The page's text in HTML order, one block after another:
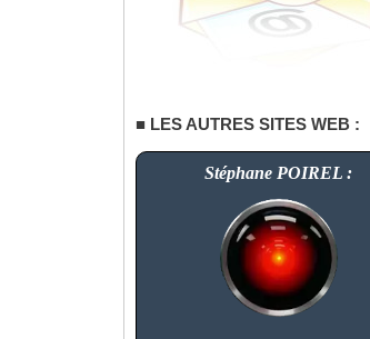
LES AUTRES SITES WEB :
Stéphane POIREL :